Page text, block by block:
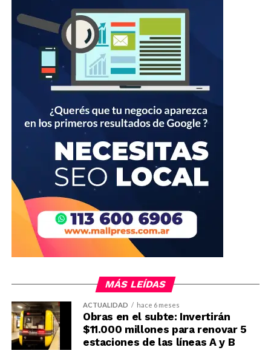
MÁS LEÍDAS
ACTUALIDAD hace 6 meses
Obras en el subte: Invertirán
$11.000 millones para renovar 5
estaciones de las líneas A y B